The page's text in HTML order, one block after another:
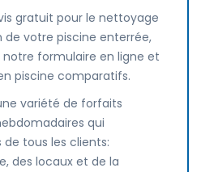
gratuit pour le nettoyage
votre piscine enterrée,
formulaire en ligne et
piscine comparatifs.
variété de forfaits
qui
tous les clients:
des locaux et de la